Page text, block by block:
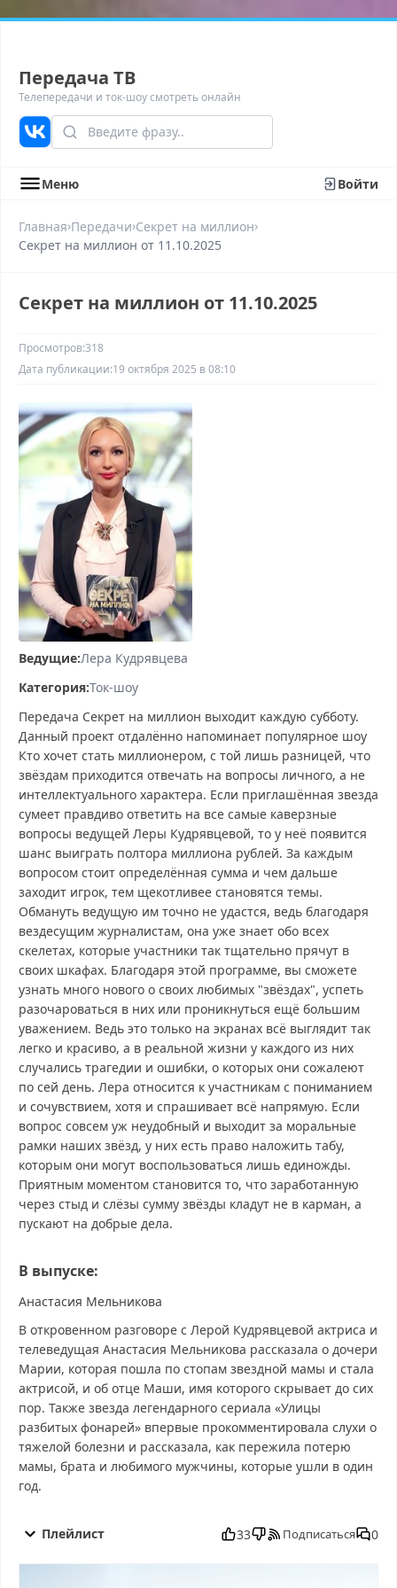
Передача ТВ
Телепередачи и ток-шоу смотреть онлайн
Меню Войти
Главная›Передачи›Секрет на миллион›
Секрет на миллион от 11.10.2025
Секрет на миллион от 11.10.2025
Просмотров:318
Дата публикации:19 октября 2025 в 08:10
Ведущие:Лера Кудрявцева
Категория:Ток-шоу
Передача Секрет на миллион выходит каждую субботу.
Данный проект отдалённо напоминает популярное шоу
Кто хочет стать миллионером, с той лишь разницей, что
звёздам приходится отвечать на вопросы личного, а не
интеллектуального характера. Если приглашённая звезда
сумеет правдиво ответить на все самые каверзные
вопросы ведущей Леры Кудрявцевой, то у неё появится
шанс выиграть полтора миллиона рублей. За каждым
вопросом стоит определённая сумма и чем дальше
заходит игрок, тем щекотливее становятся темы.
Обмануть ведущую им точно не удастся, ведь благодаря
вездесущим журналистам, она уже знает обо всех
скелетах, которые участники так тщательно прячут в
своих шкафах. Благодаря этой программе, вы сможете
узнать много нового о своих любимых "звёздах", успеть
разочароваться в них или проникнуться ещё большим
уважением. Ведь это только на экранах всё выглядит так
легко и красиво, а в реальной жизни у каждого из них
случались трагедии и ошибки, о которых они сожалеют
по сей день. Лера относится к участникам с пониманием
и сочувствием, хотя и спрашивает всё напрямую. Если
вопрос совсем уж неудобный и выходит за моральные
рамки наших звёзд, у них есть право наложить табу,
которым они могут воспользоваться лишь единожды.
Приятным моментом становится то, что заработанную
через стыд и слёзы сумму звёзды кладут не в карман, а
пускают на добрые дела.
В выпуске:
Анастасия Мельникова
В откровенном разговоре с Лерой Кудрявцевой актриса и
телеведущая Анастасия Мельникова рассказала о дочери
Марии, которая пошла по стопам звездной мамы и стала
актрисой, и об отце Маши, имя которого скрывает до сих
пор. Также звезда легендарного сериала «Улицы
разбитых фонарей» впервые прокомментировала слухи о
тяжелой болезни и рассказала, как пережила потерю
мамы, брата и любимого мужчины, которые ушли в один
год.
хорошем, Секрет на миллион от 11.10.2025 смотреть онлайн,
Секрет на миллион от 11.10.2025 последний выпуск, Секрет на
Плейлист 33 Подписаться 0